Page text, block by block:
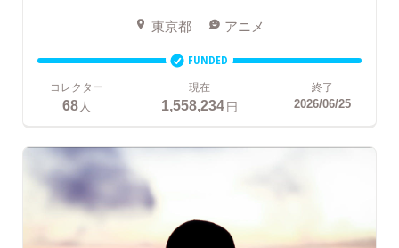
東京都 アニメ
FUNDED
コレクター
68 人
現在
1,558,234円
終了
2026/06/25